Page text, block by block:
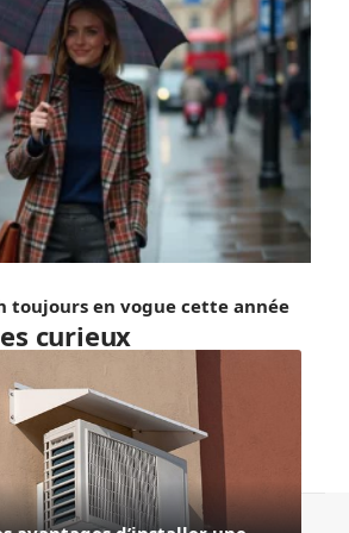
toujours en vogue cette année
curieux
Mentions légales Sitemap